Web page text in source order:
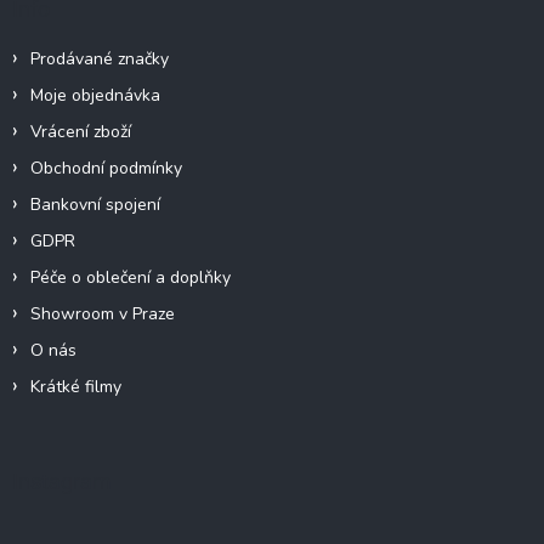
Prodávané značky
Moje objednávka
Vrácení zboží
Obchodní podmínky
Bankovní spojení
GDPR
Péče o oblečení a doplňky
Showroom v Praze
O nás
Krátké filmy